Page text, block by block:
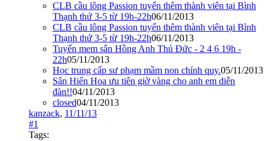
CLB cầu lông Passion tuyển thêm thành viên tại Bình
Thạnh thứ 3-5 từ 19h-22h06/11/2013
CLB cầu lông Passion tuyển thêm thành viên tại Bình
Thạnh thứ 3-5 từ 19h-22h06/11/2013
Tuyển mem sân Hồng Anh Thủ Đức - 2 4 6 19h -
22h05/11/2013
Học trung cấp sư phạm mầm non chính quy.05/11/2013
Sân Hiển Hoa ưu tiên giờ vàng cho anh em diễn
đàn!!04/11/2013
closed04/11/2013
kanzack, 11/11/13
#1
Tags: